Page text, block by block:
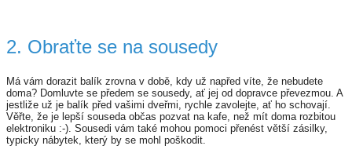
2. Obraťte se na sousedy
Má vám dorazit balík zrovna v době, kdy už napřed víte, že nebudete
doma? Domluvte se předem se sousedy, ať jej od dopravce převezmou. A
jestliže už je balík před vašimi dveřmi, rychle zavolejte, ať ho schovají.
Věřte, že je lepší souseda občas pozvat na kafe, než mít doma rozbitou
elektroniku :-). Sousedi vám také mohou pomoci přenést větší zásilky,
typicky nábytek, který by se mohl poškodit.